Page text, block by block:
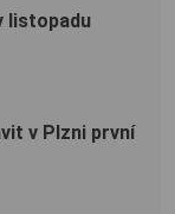
listopadu
v Plzni první